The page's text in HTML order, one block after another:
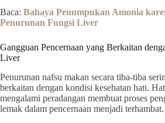
Baca: Bahaya Penumpukan Amonia
Penurunan Fungsi Liver
Gangguan Pencernaan yang Berkaitan
Liver
Penurunan nafsu makan secara tiba-tiba
berkaitan dengan kondisi kesehatan hati.
mengalami peradangan membuat proses
lemak dalam pencernaan menjadi terhambat.